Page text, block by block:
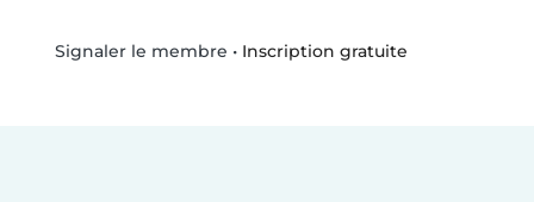
Signaler le membre • Inscription gratuite